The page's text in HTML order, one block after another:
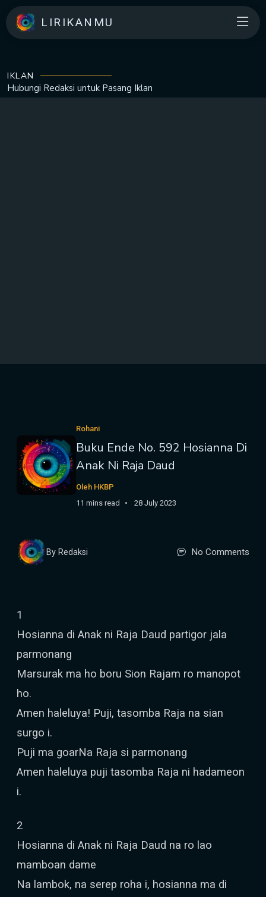
LIRIKANMU
IKLAN
Hubungi Redaksi untuk Pasang Iklan
Rohani
Buku Ende No. 592 Hosianna Di
Anak Ni Raja Daud
Oleh HKBP
11 mins read
28 July 2023
By Redaksi No Comments
1
Hosianna di Anak ni Raja Daud partigor jala
parmonang
Marsurak ma ho boru Sion Rajam ro manopot
ho.
Amen haleluya! Puji, tasomba Raja na sian
surgo i.
Puji ma goarNa Raja si parmonang
Amen haleluya puji tasomba Raja ni hadameon
i.
2
Hosianna di Anak ni Raja Daud na ro lao
mamboan dame
Na lambok, na serep roha i, hosianna ma di